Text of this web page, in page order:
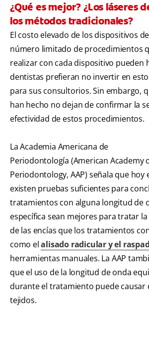
¿Qué es mejor? ¿Los láseres
los métodos tradicionales?
El costo elevado de los dispositivos
número limitado de procedimientos
realizar con cada dispositivo pueden
dentistas prefieran no invertir en
para sus consultorios. Sin embargo,
han hecho no dejan de confirmar la
efectividad de estos procedimientos.
La Academia Americana de
Periodontología (American Academy
Periodontology, AAP) señala que hoy
existen pruebas suficientes para
tratamientos con alguna longitud de
específica sean mejores para tratar
de las encías que los tratamientos
como elalisado radicular y el
herramientas manuales. La AAP
que el uso de la longitud de onda
durante el tratamiento puede causar
tejidos.